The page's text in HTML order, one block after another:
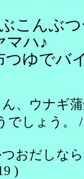
こんぶ
ハ♪
つゆでバ
、ウナギ
でしょう。
おだしな
)